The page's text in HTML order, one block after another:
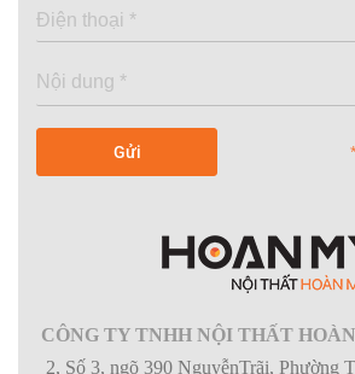
CÔNG TY TNHH NỘI THẤT
2, Số 3, ngõ 390 NguyễnTrãi, Phường